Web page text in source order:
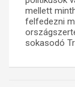
mellett
felfedezni
sokasodó